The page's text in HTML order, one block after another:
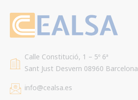
Calle Constitució, 1 – 5º 6ª
Sant Just Desvern 08960 Barcelona
info@cealsa.es